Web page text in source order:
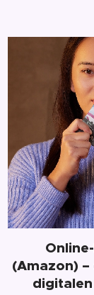
(Amazon)